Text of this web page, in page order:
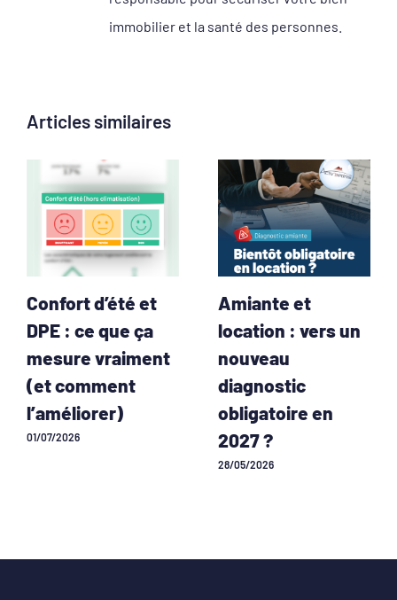
immobilier et la santé des personnes.
Articles similaires
Confort d’été et
DPE : ce que ça
mesure vraiment
(et comment
l’améliorer)
01/07/2026
Amiante et
location : vers un
nouveau
diagnostic
obligatoire en
2027 ?
28/05/2026